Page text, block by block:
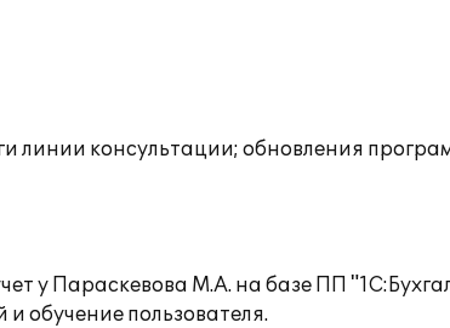
линии консультации; обновления
у Параскевова М.А. на базе ПП
обучение пользователя.